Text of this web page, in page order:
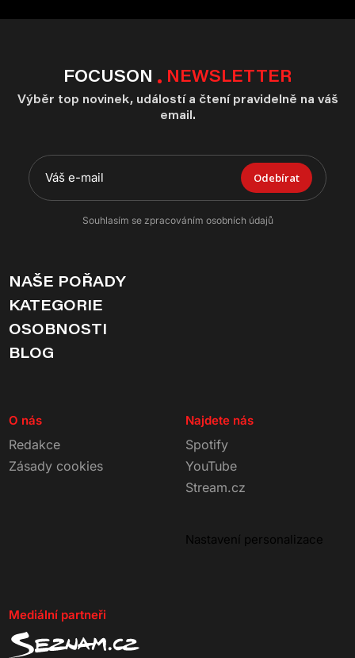
FOCUSON NEWSLETTER
Výběr top novinek, událostí a čtení pravidelně na váš
email.
Odebírat
Souhlasím se zpracováním osobních údajů
NAŠE POŘADY
KATEGORIE
OSOBNOSTI
BLOG
O nás
Redakce
Zásady cookies
Najdete nás
Spotify
YouTube
Stream.cz
Nastavení personalizace
Mediální partneři